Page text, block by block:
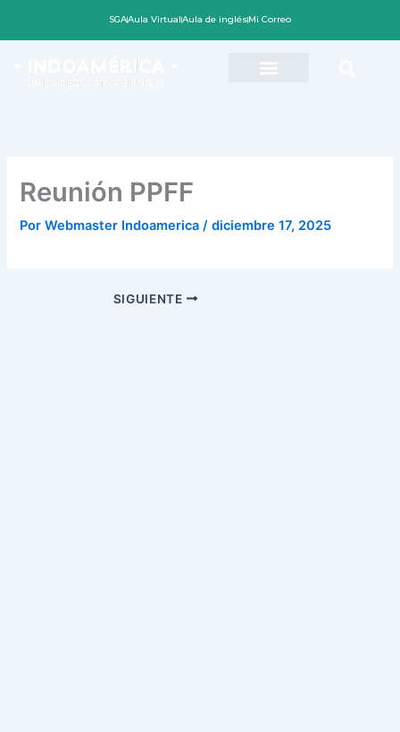
SGAAula VirtualAula de inglésMi Correo
Reunión PPFF
PorWebmaster Indoamerica/diciembre 17, 2025
SIGUIENTE